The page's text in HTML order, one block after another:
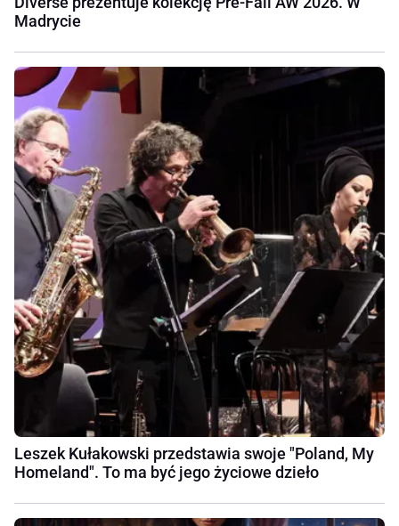
Madrycie
Leszek Kułakowski przedstawia swoje "Poland, My
Homeland". To ma być jego życiowe dzieło